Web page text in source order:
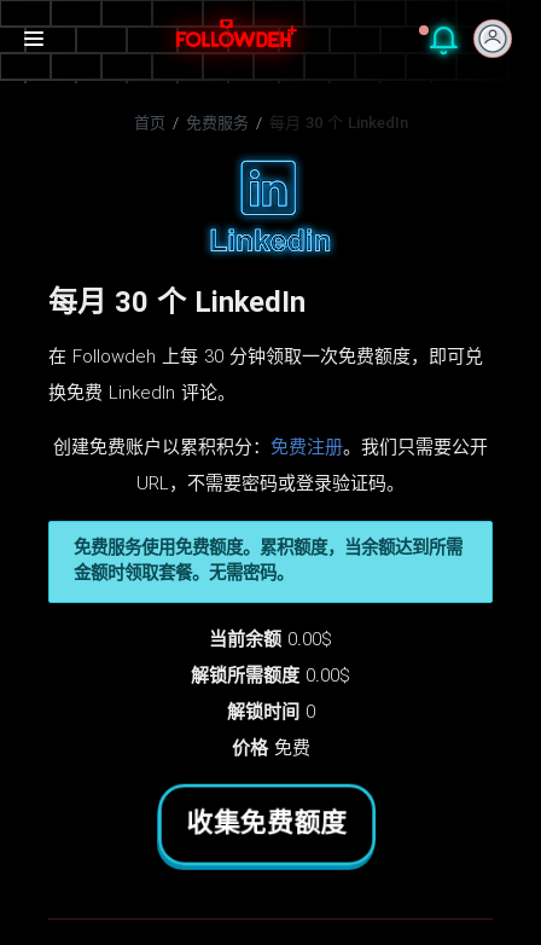
首页 / 免费服务 / 每月 30 个 LinkedIn
每月 30 个 LinkedIn
在 Followdeh 上每 30 分钟领取一次免费额度，即可兑
换免费 LinkedIn 评论。
创建免费账户以累积积分： 免费注册。我们只需要公开
URL，不需要密码或登录验证码。
免费服务使用免费额度。累积额度，当余额达到所需
金额时领取套餐。无需密码。
当前余额 0.00$
解锁所需额度 0.00$
解锁时间0
价格免费
收集免费额度